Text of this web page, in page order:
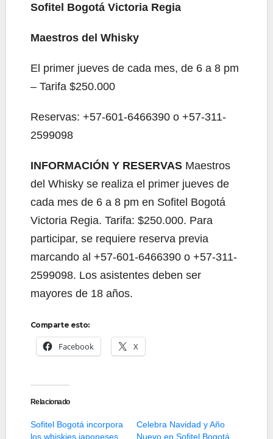
Sofitel Bogotá Victoria Regia
Maestros del Whisky
El primer jueves de cada mes, de 6 a 8 pm
– Tarifa $250.000
Reservas: +57-601-6466390 o +57-311-
2599098
INFORMACIÓN Y RESERVAS Maestros
del Whisky se realiza el primer jueves de
cada mes de 6 a 8 pm en Sofitel Bogotá
Victoria Regia. Tarifa: $250.000. Para
participar, se requiere reserva previa
marcando al +57-601-6466390 o +57-311-
2599098. Los asistentes deben ser
mayores de 18 años.
Comparte esto:
Facebook X
Relacionado
Sofitel Bogotá incorpora
los whiskies japoneses
Celebra Navidad y Año
Nuevo en Sofitel Bogotá